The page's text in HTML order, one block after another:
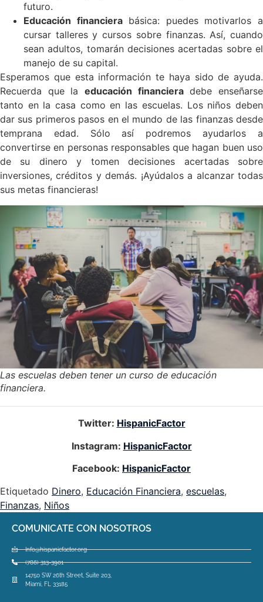
futuro.
Educación financierabásica: puedes motivarlos a
cursar talleres y cursos sobre finanzas. Así, cuando
sean adultos, tomarán decisiones acertadas sobre el
manejo de su capital.
Esperamos que esta información te haya sido de ayuda.
Recuerda que la educación financieradebe enseñarse
tanto en la casa como en las escuelas. Los niños deben
dar sus primeros pasos en el mundo de las finanzas desde
temprana edad. Sólo así podremos ayudarlos a
convertirse en personas responsables que hagan buen uso
de su dinero y tomen decisiones acertadas sobre
inversiones, créditos y demás. ¡Ayúdalos a alcanzar todas
sus metas financieras!
Las escuelas deben tener un curso de educación
financiera.
Twitter: HispanicFactor
Instagram: HispanicFactor
Facebook: HispanicFactor
Etiquetado Dinero, Educación Financiera, escuelas,
Finanzas, Niños
COMUNICATE CON NOSOTROS
Info@hispanicfactor.org
(786) 313-3901
14750 SW 26th Street, Suite 203,
Miami, FL 33185